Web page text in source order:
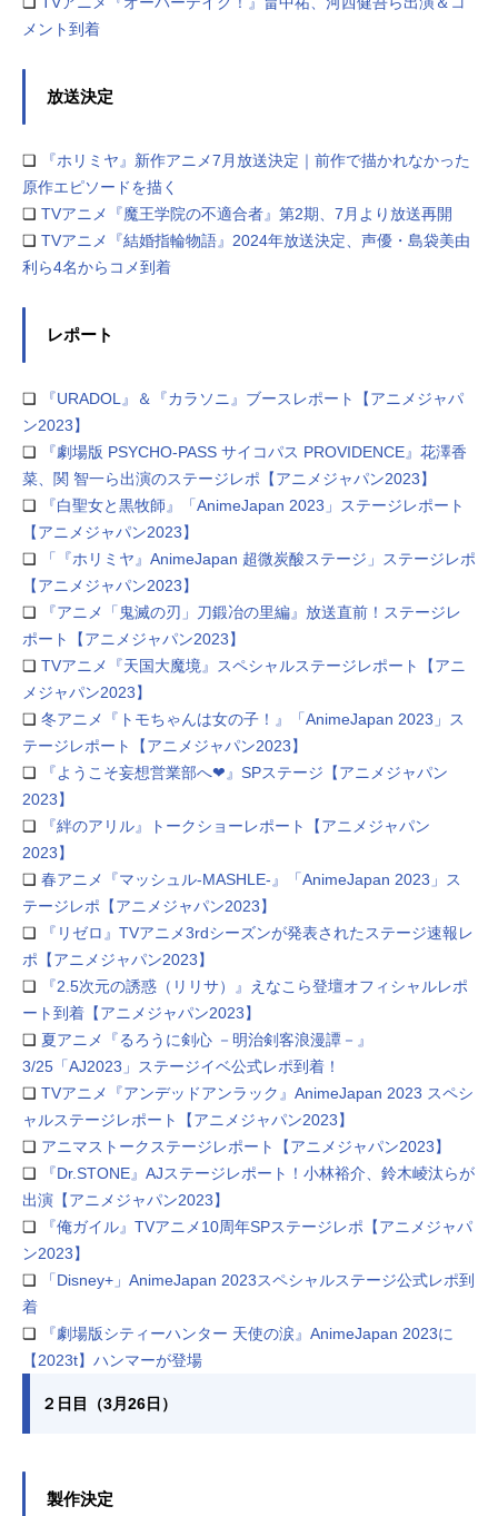
メント到着
放送決定
❏
『ホリミヤ』新作アニメ7月放送決定｜前作で描かれなかった
原作エピソードを描く
❏ TVアニメ『魔王学院の不適合者』第2期、7月より放送再開
❏ TVアニメ『結婚指輪物語』2024年放送決定、声優・島袋美由
利ら4名からコメ到着
レポート
❏
『URADOL』＆『カラソニ』ブースレポート【アニメジャパ
ン2023】
❏
『劇場版 PSYCHO-PASS サイコパス PROVIDENCE』花澤香
菜、関 智一ら出演のステージレポ【アニメジャパン2023】
❏
『白聖女と黒牧師』「AnimeJapan 2023」ステージレポート
【アニメジャパン2023】
❏
「『ホリミヤ』AnimeJapan 超微炭酸ステージ」ステージレポ
【アニメジャパン2023】
❏
『アニメ「鬼滅の刃」刀鍛冶の里編』放送直前！ステージレ
ポート【アニメジャパン2023】
❏ TVアニメ『天国大魔境』スペシャルステージレポート【アニ
メジャパン2023】
❏ 冬アニメ『トモちゃんは女の子！』「AnimeJapan 2023」ス
テージレポート【アニメジャパン2023】
❏
『ようこそ妄想営業部へ❤︎』SPステージ【アニメジャパン
2023】
❏
『絆のアリル』トークショーレポート【アニメジャパン
2023】
❏ 春アニメ『マッシュル-MASHLE-』「AnimeJapan 2023」ス
テージレポ【アニメジャパン2023】
❏
『リゼロ』TVアニメ3rdシーズンが発表されたステージ速報レ
ポ【アニメジャパン2023】
❏
『2.5次元の誘惑（リリサ）』えなこら登壇オフィシャルレポ
ート到着【アニメジャパン2023】
❏ 夏アニメ『るろうに剣心 －明治剣客浪漫譚－』
3/25「AJ2023」ステージイベ公式レポ到着！
❏ TVアニメ『アンデッドアンラック』AnimeJapan 2023 スペシ
ャルステージレポート【アニメジャパン2023】
❏ アニマストークステージレポート【アニメジャパン2023】
❏
『Dr.STONE』AJステージレポート！小林裕介、鈴木崚汰らが
出演【アニメジャパン2023】
❏
『俺ガイル』TVアニメ10周年SPステージレポ【アニメジャパ
ン2023】
❏
「Disney+」AnimeJapan 2023スペシャルステージ公式レポ到
着
❏
『劇場版シティーハンター 天使の涙』AnimeJapan 2023に
【2023t】ハンマーが登場
２日目（3月26日）
製作決定